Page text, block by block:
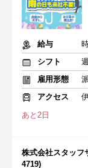
給与
シフト
雇用形態
アクセス
あと2日
株式会社スタッフ
4719)